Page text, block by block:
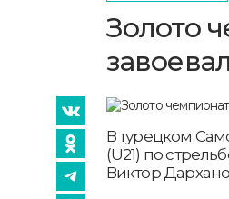
Золото
В турецком
(U21) по
Виктор